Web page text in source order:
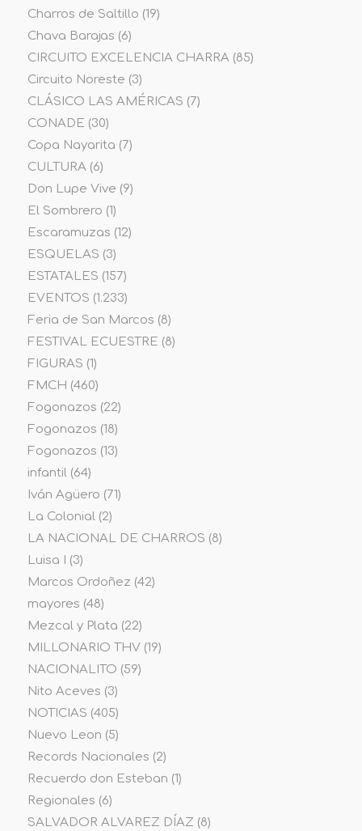
Charros de Saltillo (19)
Chava Barajas (6)
CIRCUITO EXCELENCIA CHARRA(85)
Circuito Noreste (3)
CLÁSICO LAS AMÉRICAS (7)
CONADE (30)
Copa Nayarita (7)
CULTURA(6)
Don Lupe Vive (9)
El Sombrero (1)
Escaramuzas (12)
ESQUELAS (3)
ESTATALES (157)
EVENTOS (1.233)
Feria de San Marcos (8)
FESTIVAL ECUESTRE (8)
FIGURAS (1)
FMCH (460)
Fogonazos (22)
Fogonazos (18)
Fogonazos (13)
infantil(64)
Iván Agüero (71)
La Colonial(2)
LA NACIONAL DE CHARROS (8)
Luisa I
(3)
Marcos Ordoñez (42)
mayores (48)
Mezcal y Plata (22)
MILLONARIO THV(19)
NACIONALITO (59)
Nito Aceves (3)
NOTICIAS (405)
Nuevo Leon (5)
Records Nacionales (2)
Recuerdo don Esteban (1)
Regionales (6)
SALVADOR ALVAREZ DÍAZ (8)